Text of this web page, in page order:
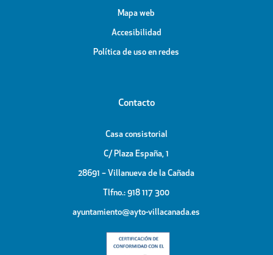
Mapa web
Accesibilidad
Política de uso en redes
Contacto
Casa consistorial
C/ Plaza España, 1
28691 – Villanueva de la Cañada
Tlfno.: 918 117 300
ayuntamiento@ayto-villacanada.es